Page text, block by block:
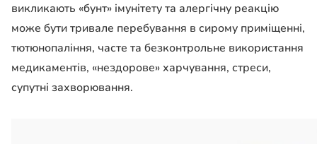
викликають «бунт» імунітету та алергічну реакцію
може бути тривале перебування в сирому приміщенні,
тютюнопаління, часте та безконтрольне використання
медикаментів, «нездорове» харчування, стреси,
супутні захворювання.